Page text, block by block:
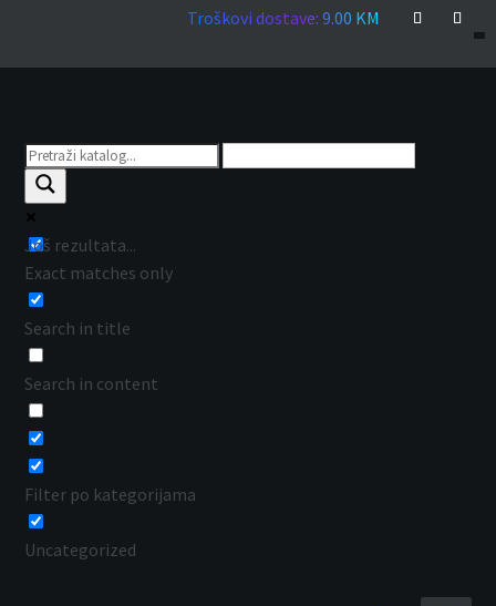
Troškovi dostave: 9.00 KM
Još rezultata...
Exact matches only
Search in title
Search in content
Filter po kategorijama
Uncategorized